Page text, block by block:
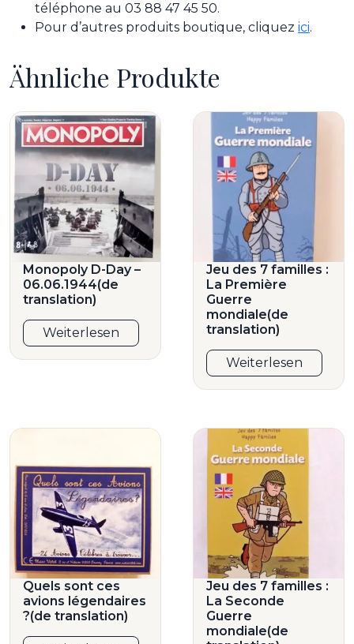
téléphone au 03 88 47 45 50.
Pour d’autres produits boutique, cliquez ici.
Ähnliche Produkte
Monopoly D-Day –
06.06.1944(de
translation)
Weiterlesen
Jeu des 7 familles :
La Première
Guerre
mondiale(de
translation)
Weiterlesen
Quels sont ces
avions légendaires
?(de translation)
Jeu des 7 familles :
La Seconde
Guerre
mondiale(de